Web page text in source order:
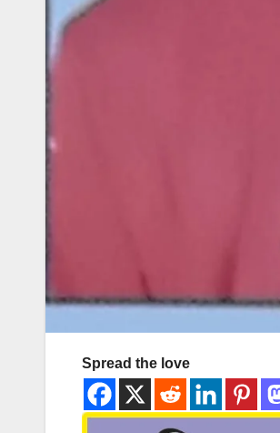
Spread the love